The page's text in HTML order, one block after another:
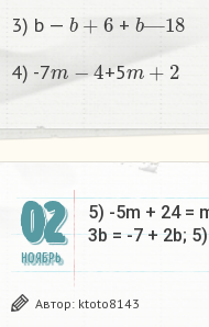
3) b — b +b 18
4) -7 +5 + 2
02
НОЯБРЬ
5) -5m + 24 =
3b = -7 + 2b;
Автор: ktoto8143